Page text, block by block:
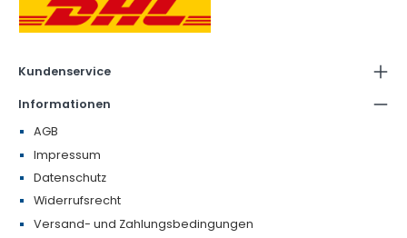
Kundenservice
Informationen
AGB
Impressum
Datenschutz
Widerrufsrecht
Versand- und Zahlungsbedingungen